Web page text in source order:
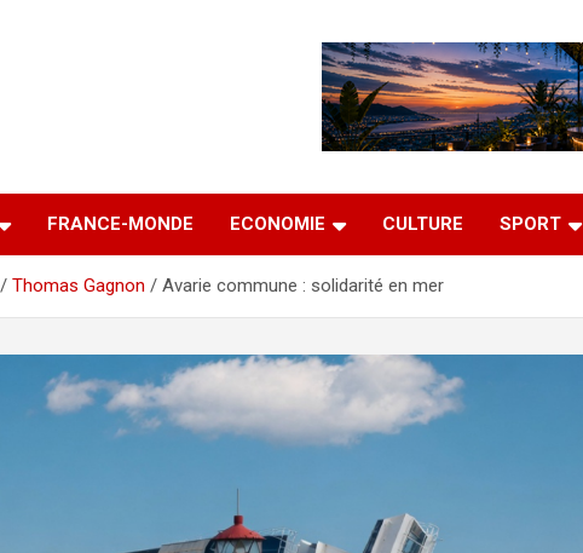
FRANCE-MONDE ECONOMIE CULTURE SPORT
Thomas Gagnon Avarie commune : solidarité en mer